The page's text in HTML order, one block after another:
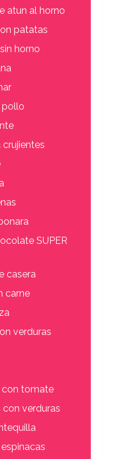
atun al horno
patatas
horno
pollo
SUPER
casera
carne
verduras
con tomate
verduras